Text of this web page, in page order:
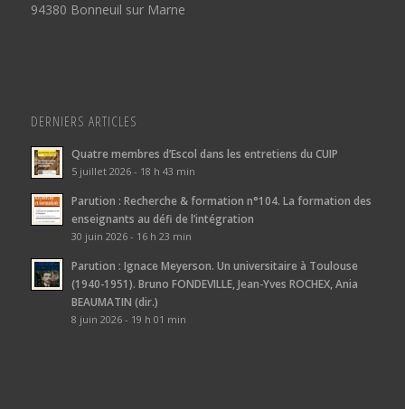
94380 Bonneuil sur Marne
DERNIERS ARTICLES
Quatre membres d’Escol dans les entretiens du CUIP
5 juillet 2026 - 18 h 43 min
Parution : Recherche & formation n°104. La formation des
enseignants au défi de l’intégration
30 juin 2026 - 16 h 23 min
Parution : Ignace Meyerson. Un universitaire à Toulouse
(1940-1951). Bruno FONDEVILLE, Jean-Yves ROCHEX, Ania
BEAUMATIN (dir.)
8 juin 2026 - 19 h 01 min